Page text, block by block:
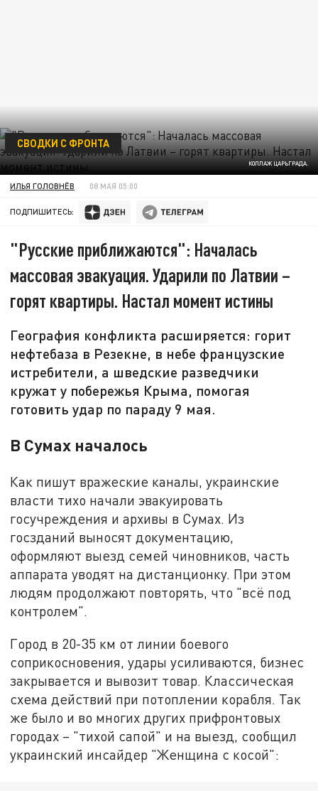
КОЛЛАЖ ЦАРЬГРАДА.
СВОДКИ С ФРОНТА
ИЛЬЯ ГОЛОВНЁВ 08 МАЯ 05:00
ПОДПИШИТЕСЬ:
"Русские приближаются": Началась
массовая эвакуация. Ударили по Латвии –
горят квартиры. Настал момент истины
География конфликта расширяется: горит
нефтебаза в Резекне, в небе французские
истребители, а шведские разведчики
кружат у побережья Крыма, помогая
готовить удар по параду 9 мая.
В Сумах началось
Как пишут вражеские каналы, украинские
власти тихо начали эвакуировать
госучреждения и архивы в Сумах. Из
госзданий выносят документацию,
оформляют выезд семей чиновников, часть
аппарата уводят на дистанционку. При этом
людям продолжают повторять, что "всё под
контролем".
Город в 20-35 км от линии боевого
соприкосновения, удары усиливаются, бизнес
закрывается и вывозит товар. Классическая
схема действий при потоплении корабля. Так
же было и во многих других прифронтовых
городах – "тихой сапой" и на выезд, сообщил
украинский инсайдер "Женщина с косой":